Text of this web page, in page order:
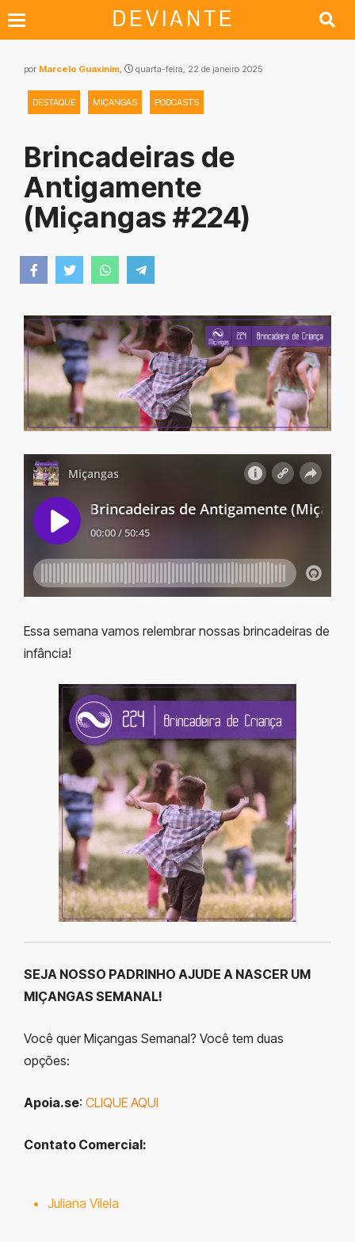
por Marcelo Guaxinim, quarta-feira, 22 de janeiro 2025
DESTAQUE MIÇANGAS PODCASTS
Brincadeiras de
Antigamente
(Miçangas #224)
Essa semana vamos relembrar nossas brincadeiras de
infância!
SEJA NOSSO PADRINHO AJUDE A NASCER UM
MIÇANGAS SEMANAL!
Você quer Miçangas Semanal? Você tem duas
opções:
Apoia.se: CLIQUE AQUI
Contato Comercial:
Juliana Vilela